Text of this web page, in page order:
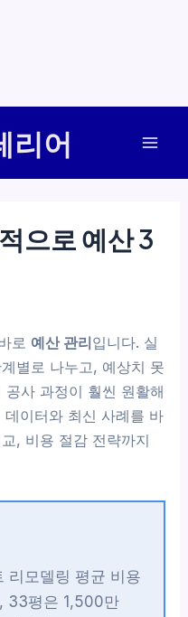
리어
으로 예산 3
로 예산 관리입니다. 실
별로 나누고, 예상치 못
사 과정이 훨씬 원활해
이터와 최신 사례를 바
, 비용 절감 전략까지
리모델링 평균 비용
33평은 1,500만